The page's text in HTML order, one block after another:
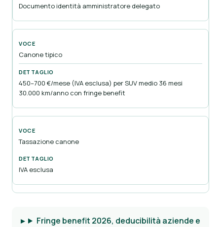
Documento identità amministratore delegato
Canone tipico
450–700 €/mese (IVA esclusa) per SUV medio 36 mesi
30.000 km/anno con fringe benefit
Tassazione canone
IVA esclusa
Fringe benefit 2026, deducibilità aziende e